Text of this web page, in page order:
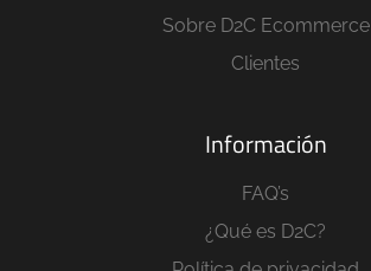
Sobre D2C Ecommerce
Clientes
Información
FAQ’s
¿Qué es D2C?